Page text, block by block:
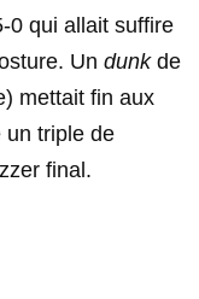
0 qui allait suffire
Un dunk de
mettait fin aux
un triple de
final.